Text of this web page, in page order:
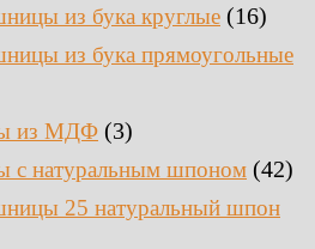
из бука круглые (16)
из бука прямоугольные
из МДФ (3)
с натуральным шпоном (42)
25 натуральный шпон